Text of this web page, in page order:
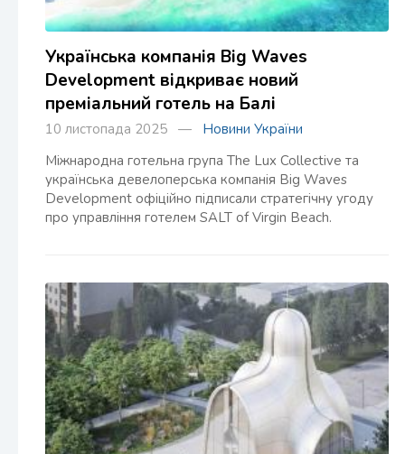
Українська компанія Big Waves
Development відкриває новий
преміальний готель на Балі
10 листопада 2025 — Новини України
Міжнародна готельна група The Lux Collective та
українська девелоперська компанія Big Waves
Development офіційно підписали стратегічну угоду
про управління готелем SALT of Virgin Beach.